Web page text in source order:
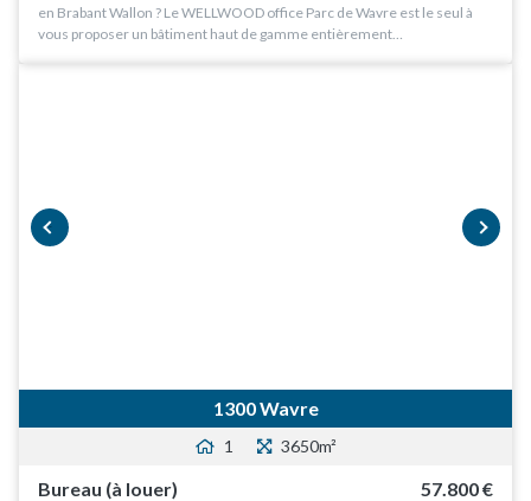
en Brabant Wallon ? Le WELLWOOD office Parc de Wavre est le seul à
vous proposer un bâtiment haut de gamme entièrement…
1300 Wavre
1 3650m²
Bureau (à louer) 57.800 €